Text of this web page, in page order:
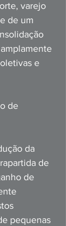
varejo
de um
e
de
da
de
de
pequenas